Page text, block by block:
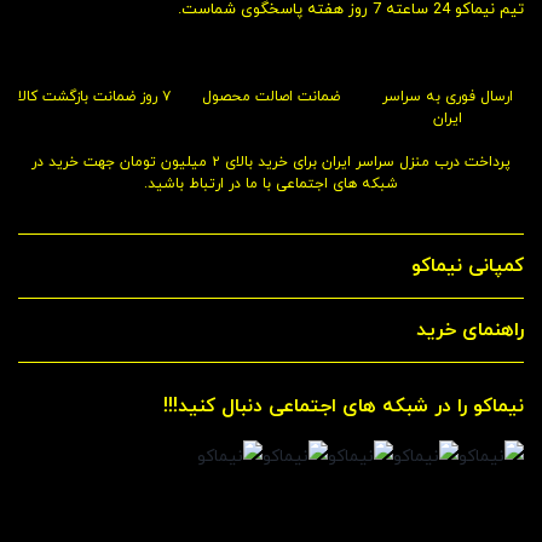
تیم نیماکو 24 ساعته 7 روز هفته پاسخگوی شماست.
ارسال فوری به سراسر
ایران
ضمانت اصالت محصول ۷ روز ضمانت بازگشت کالا
پرداخت درب منزل سراسر ایران برای خرید بالای ۲ میلیون تومان جهت خرید در
شبکه های اجتماعی با ما در ارتباط باشید.
کمپانی نیماکو
راهنمای خرید
نیماکو را در شبکه های اجتماعی دنبال کنید!!!